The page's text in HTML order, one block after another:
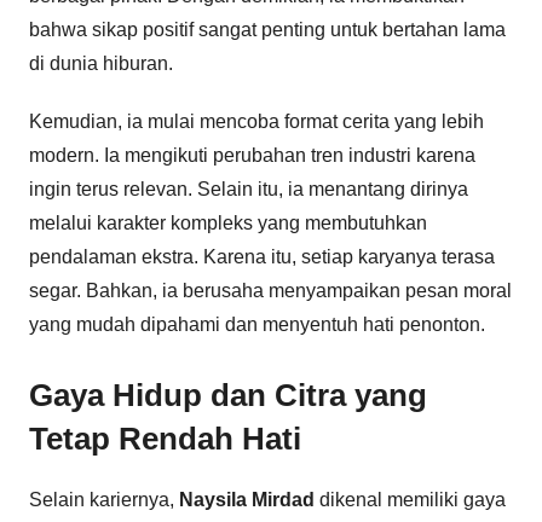
bahwa sikap positif sangat penting untuk bertahan lama
di dunia hiburan.
Kemudian, ia mulai mencoba format cerita yang lebih
modern. Ia mengikuti perubahan tren industri karena
ingin terus relevan. Selain itu, ia menantang dirinya
melalui karakter kompleks yang membutuhkan
pendalaman ekstra. Karena itu, setiap karyanya terasa
segar. Bahkan, ia berusaha menyampaikan pesan moral
yang mudah dipahami dan menyentuh hati penonton.
Gaya Hidup dan Citra yang
Tetap Rendah Hati
Selain kariernya, Naysila Mirdad dikenal memiliki gaya